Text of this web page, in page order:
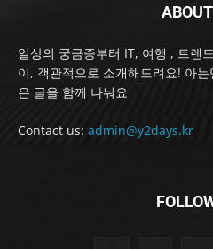
일상의 궁금증부터 IT, 여행 , 트렌
이, 객관적으로 소개해드려요! 아
은 글을 함께 나눠요
Contact us: admin@y2days.kr